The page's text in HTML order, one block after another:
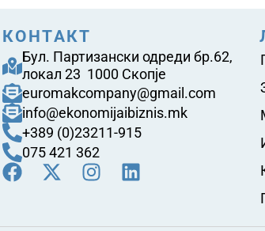
КОНТАКТ
Бул. Партизански одреди бр.62,
локал 23 1000 Скопје
euromakcompany@gmail.com
info@ekonomijaibiznis.mk
+389 (0)23211-915
075 421 362